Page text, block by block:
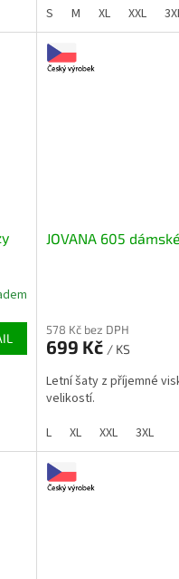
S
M XL XXL
JOVANA 605
578 Kč bez DPH
699 Kč / KS
Letní šaty z příjemné
velikostí.
L
XL XXL 3XL